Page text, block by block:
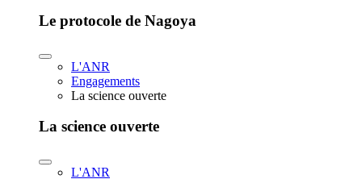
Le protocole de Nagoya
L'ANR
Engagements
La science ouverte
La science ouverte
L'ANR